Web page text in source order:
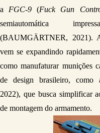
a FGC-9 (Fuck Gun
semiautomática
(BAUMGÄRTNER, 2021).
vem se expandindo
como manufaturar munições
de design brasileiro, como
2022), que busca simplificar
de montagem do armamento.